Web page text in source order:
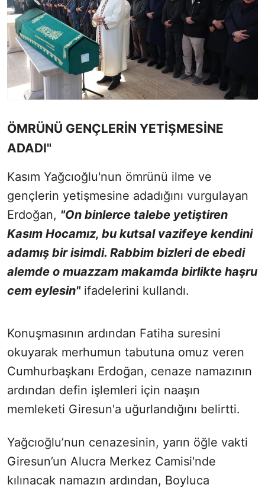
ÖMRÜNÜ GENÇLERİN YETİŞMESİNE
ADADI"
Kasım Yağcıoğlu'nun ömrünü ilme ve
gençlerin yetişmesine adadığını vurgulayan
Erdoğan, "On binlerce talebe yetiştiren
Kasım Hocamız, bu kutsal vazifeye kendini
adamış bir isimdi. Rabbim bizleri de ebedi
alemde o muazzam makamda birlikte haşru
cem eylesin"ifadelerini kullandı.
Konuşmasının ardından Fatiha suresini
okuyarak merhumun tabutuna omuz veren
Cumhurbaşkanı Erdoğan, cenaze namazının
ardından defin işlemleri için naaşın
memleketi Giresun'a uğurlandığını belirtti.
Yağcıoğlu’nun cenazesinin, yarın öğle vakti
Giresun’un Alucra Merkez Camisi'nde
kılınacak namazın ardından, Boyluca